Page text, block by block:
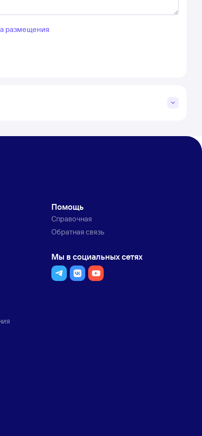
размещения
Помощь
Справочная
Обратная связь
Мы в социальных сетях